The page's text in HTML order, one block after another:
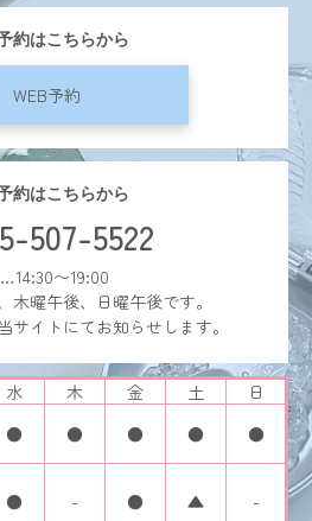
約はこちらから
WEB予約
約はこちらから
507-5522
〜19:00
曜午後、日曜午後です。
イトにてお知らせします。
水 木 金 土
日
● ● ● ●
●
● - ● ▲ -